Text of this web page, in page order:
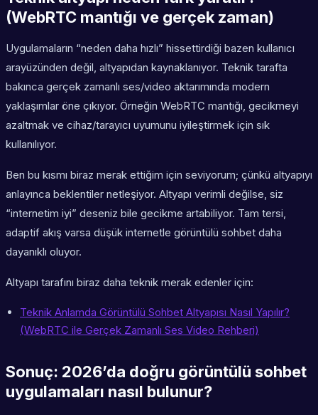
(WebRTC mantığı ve gerçek zaman)
Uygulamaların “neden daha hızlı” hissettirdiği bazen kullanıcı
arayüzünden değil, altyapıdan kaynaklanıyor. Teknik tarafta
bakınca gerçek zamanlı ses/video aktarımında modern
yaklaşımlar öne çıkıyor. Örneğin WebRTC mantığı, gecikmeyi
azaltmak ve cihaz/tarayıcı uyumunu iyileştirmek için sık
kullanılıyor.
Ben bu kısmı biraz merak ettiğim için seviyorum; çünkü altyapıyı
anlayınca beklentiler netleşiyor. Altyapı verimli değilse, siz
“internetim iyi” deseniz bile gecikme artabiliyor. Tam tersi,
adaptif akış varsa düşük internetle görüntülü sohbet daha
dayanıklı oluyor.
Altyapı tarafını biraz daha teknik merak edenler için:
Teknik Anlamda Görüntülü Sohbet Altyapısı Nasıl Yapılır?
(WebRTC ile Gerçek Zamanlı Ses Video Rehberi)
Sonuç: 2026’da doğru görüntülü sohbet
uygulamaları nasıl bulunur?